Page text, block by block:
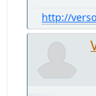
http://